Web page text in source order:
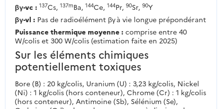
βγ-vc : 137Cs, 137mBa, 144Ce, 144Pr, 90Sr, 90Y
βγ-vl : Pas de radioélément βγ à vie longue prépondérant
Puissance thermique moyenne :comprise entre 40
W/colis et 300 W/colis (estimation faite en 2025)
Sur les éléments chimiques
potentiellement toxiques
Bore (B) : 20 kg/colis, Uranium (U) : 3,23 kg/colis, Nickel
(Ni) : 1 kg/colis (hors conteneur), Chrome (Cr) : 1 kg/colis
(hors conteneur), Antimoine (Sb), Sélénium (Se),